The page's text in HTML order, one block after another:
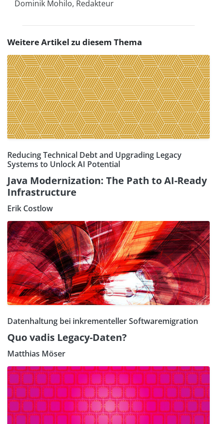
Dominik Mohilo, Redakteur
Weitere Artikel zu diesem Thema
Reducing Technical Debt and Upgrading Legacy
Systems to Unlock AI Potential
Java Modernization: The Path to AI-Ready
Infrastructure
Erik Costlow
Datenhaltung bei inkrementeller Softwaremigration
Quo vadis Legacy-Daten?
Matthias Möser